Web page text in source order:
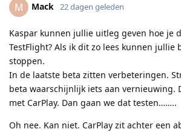
M Mack 22 dagen geleden
Kaspar kunnen jullie uitleg geven hoe je
TestFlight? Als ik dit zo lees kunnen jullie
stoppen.
In de laatste beta zitten verbeteringen.
beta waarschijnlijk iets aan vernieuwing.
met CarPlay. Dan gaan we dat testen……..
Oh nee. Kan niet. CarPlay zit achter een